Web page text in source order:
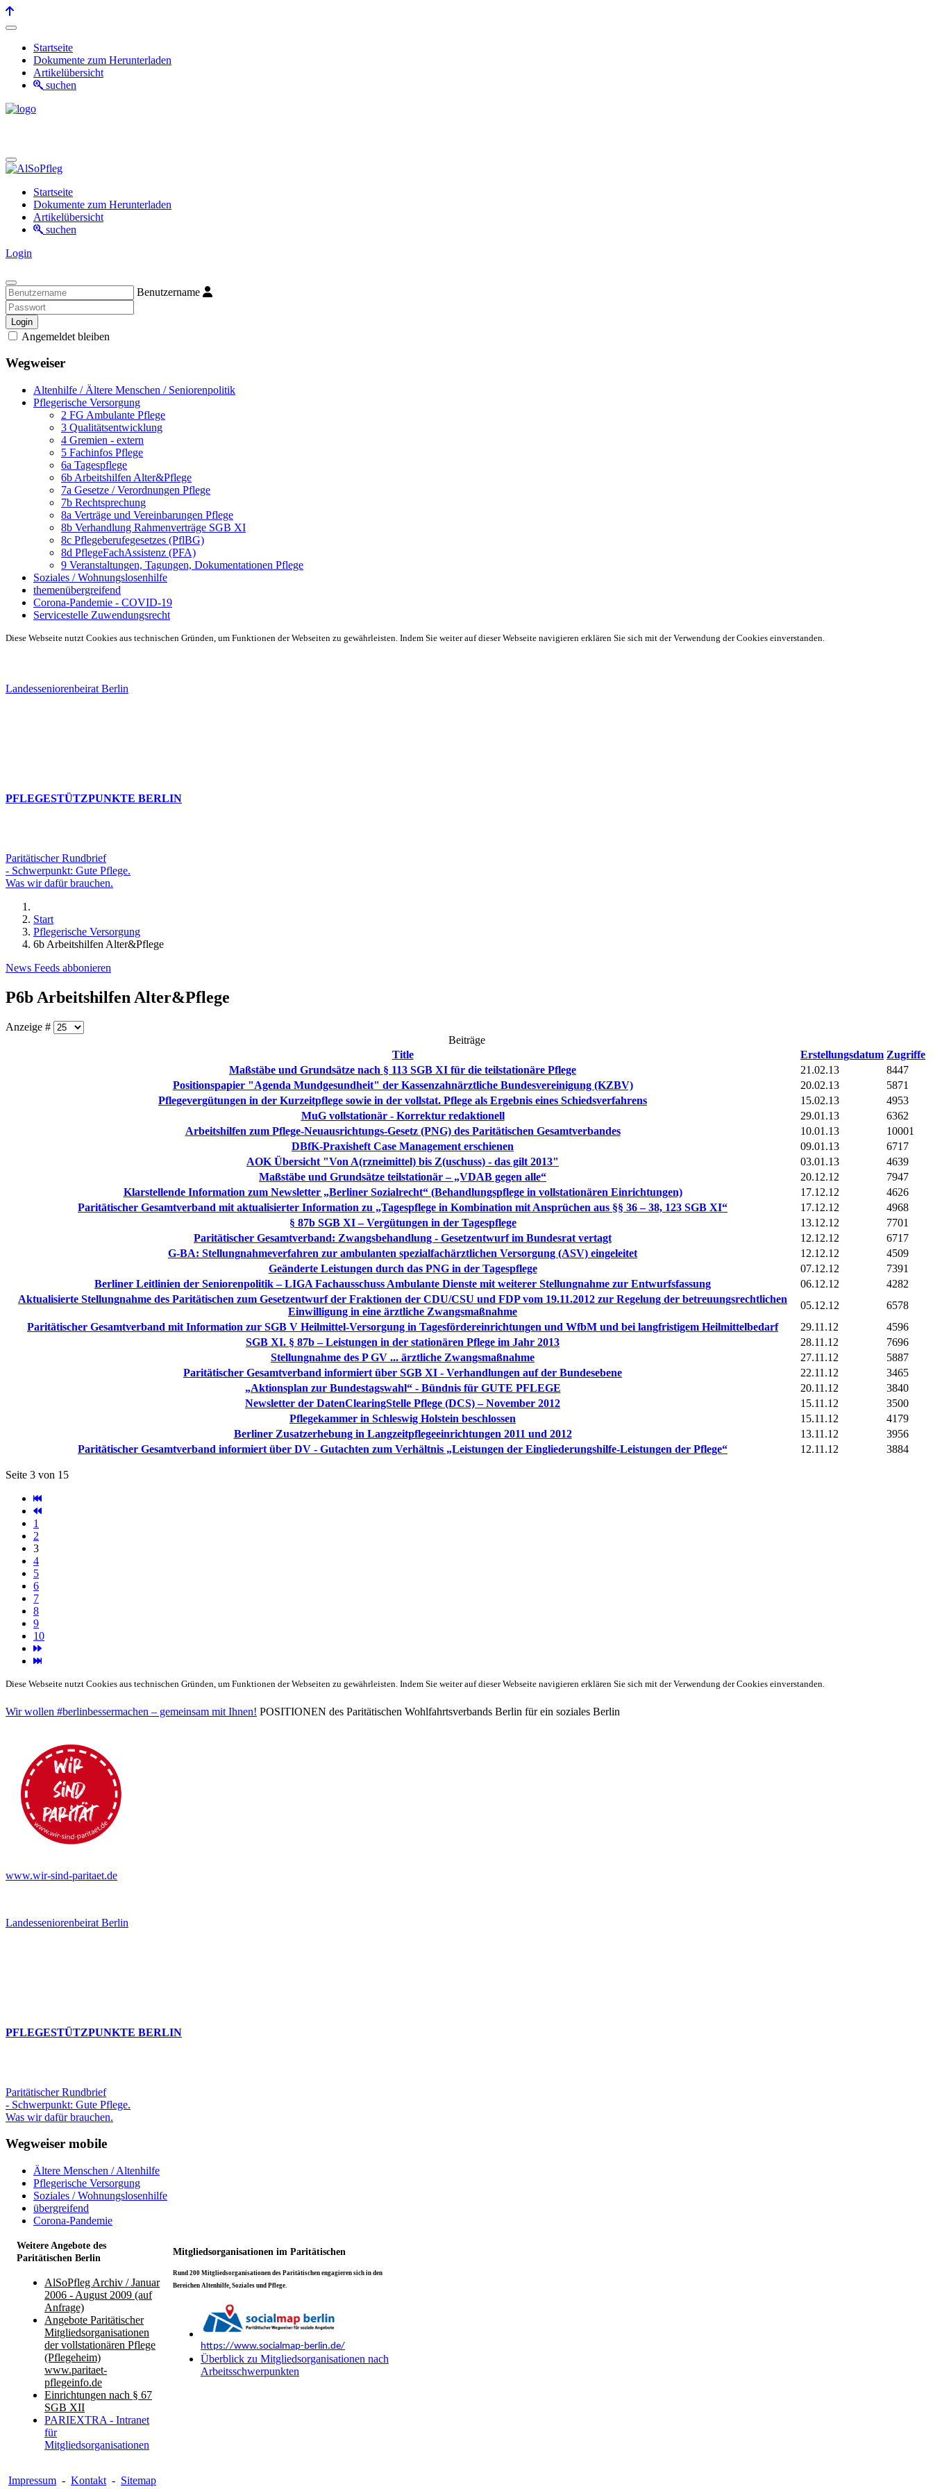
Startseite
Dokumente zum Herunterladen
Artikelübersicht
suchen
Startseite
Dokumente zum Herunterladen
Artikelübersicht
suchen
Login
Benutzername
Login
Angemeldet bleiben
Wegweiser
Altenhilfe / Ältere Menschen / Seniorenpolitik
Pflegerische Versorgung
2 FG Ambulante Pflege
3 Qualitätsentwicklung
4 Gremien - extern
5 Fachinfos Pflege
6a Tagespflege
6b Arbeitshilfen Alter&Pflege
7a Gesetze / Verordnungen Pflege
7b Rechtsprechung
8a Verträge und Vereinbarungen Pflege
8b Verhandlung Rahmenverträge SGB XI
8c Pflegeberufegesetzes (PflBG)
8d PflegeFachAssistenz (PFA)
9 Veranstaltungen, Tagungen, Dokumentationen Pflege
Soziales / Wohnungslosenhilfe
themenübergreifend
Corona-Pandemie - COVID-19
Servicestelle Zuwendungsrecht
Diese Webseite nutzt Cookies aus technischen Gründen, um Funktionen der Webseiten zu gewährleisten. Indem Sie weiter auf dieser Webseite navigieren erklären Sie sich mit der Verwendung der Cookies einverstanden.
Landesseniorenbeirat Berlin
PFLEGESTÜTZPUNKTE BERLIN
Paritätischer Rundbrief
- Schwerpunkt: Gute Pflege.
Was wir dafür brauchen.
Start
Pflegerische Versorgung
6b Arbeitshilfen Alter&Pflege
News Feeds abbonieren
P6b Arbeitshilfen Alter&Pflege
Anzeige #
Beiträge
Title
Erstellungsdatum Zugriffe
Maßstäbe und Grundsätze nach § 113 SGB XI für die teilstationäre Pflege
21.02.13
8447
Positionspapier "Agenda Mundgesundheit" der Kassenzahnärztliche Bundesvereinigung (KZBV)
20.02.13
5871
Pflegevergütungen in der Kurzeitpflege sowie in der vollstat. Pflege als Ergebnis eines Schiedsverfahrens
15.02.13
4953
MuG vollstationär - Korrektur redaktionell
29.01.13
6362
Arbeitshilfen zum Pflege-Neuausrichtungs-Gesetz (PNG) des Paritätischen Gesamtverbandes
10.01.13
10001
DBfK-Praxisheft Case Management erschienen
09.01.13
6717
AOK Übersicht "Von A(rzneimittel) bis Z(uschuss) - das gilt 2013"
03.01.13
4639
Maßstäbe und Grundsätze teilstationär – „VDAB gegen alle“
20.12.12
7947
Klarstellende Information zum Newsletter „Berliner Sozialrecht“ (Behandlungspflege in vollstationären Einrichtungen)
17.12.12
4626
Paritätischer Gesamtverband mit aktualisierter Information zu „Tagespflege in Kombination mit Ansprüchen aus §§ 36 – 38, 123 SGB XI“
17.12.12
4968
§ 87b SGB XI – Vergütungen in der Tagespflege
13.12.12
7701
Paritätischer Gesamtverband: Zwangsbehandlung - Gesetzentwurf im Bundesrat vertagt
12.12.12
6717
G-BA: Stellungnahmeverfahren zur ambulanten spezialfachärztlichen Versorgung (ASV) eingeleitet
12.12.12
4509
Geänderte Leistungen durch das PNG in der Tagespflege
07.12.12
7391
Berliner Leitlinien der Seniorenpolitik – LIGA Fachausschuss Ambulante Dienste mit weiterer Stellungnahme zur Entwurfsfassung
06.12.12
4282
Aktualisierte Stellungnahme des Paritätischen zum Gesetzentwurf der Fraktionen der CDU/CSU und FDP vom 19.11.2012 zur Regelung der betreuungsrechtlichen
Einwilligung in eine ärztliche Zwangsmaßnahme
05.12.12
6578
Paritätischer Gesamtverband mit Information zur SGB V Heilmittel-Versorgung in Tagesfördereinrichtungen und WfbM und bei langfristigem Heilmittelbedarf
29.11.12
4596
SGB XI. § 87b – Leistungen in der stationären Pflege im Jahr 2013
28.11.12
7696
Stellungnahme des P GV ... ärztliche Zwangsmaßnahme
27.11.12
5887
Paritätischer Gesamtverband informiert über SGB XI - Verhandlungen auf der Bundesebene
22.11.12
3465
„Aktionsplan zur Bundestagswahl“ - Bündnis für GUTE PFLEGE
20.11.12
3840
Newsletter der DatenClearingStelle Pflege (DCS) – November 2012
15.11.12
3500
Pflegekammer in Schleswig Holstein beschlossen
15.11.12
4179
Berliner Zusatzerhebung in Langzeitpflegeeinrichtungen 2011 und 2012
13.11.12
3956
Paritätischer Gesamtverband informiert über DV - Gutachten zum Verhältnis „Leistungen der Eingliederungshilfe-Leistungen der Pflege“
12.11.12 3884
Seite 3 von 15
1
2
3
4
5
6
7
8
9
10
Diese Webseite nutzt Cookies aus technischen Gründen, um Funktionen der Webseiten zu gewährleisten. Indem Sie weiter auf dieser Webseite navigieren erklären Sie sich mit der Verwendung der Cookies einverstanden.
Wir wollen #berlinbessermachen – gemeinsam mit Ihnen! POSITIONEN des Paritätischen Wohlfahrtsverbands Berlin für ein soziales Berlin
www.wir-sind-paritaet.de
Landesseniorenbeirat Berlin
PFLEGESTÜTZPUNKTE BERLIN
Paritätischer Rundbrief
- Schwerpunkt: Gute Pflege.
Was wir dafür brauchen.
Wegweiser mobile
Ältere Menschen / Altenhilfe
Pflegerische Versorgung
Soziales / Wohnungslosenhilfe
übergreifend
Corona-Pandemie
Weitere Angebote des
Paritätischen Berlin
Mitgliedsorganisationen im Paritätischen
AlSoPfleg Archiv / Januar
2006 - August 2009 (auf
Anfrage)
Angebote Paritätischer
Mitgliedsorganisationen
der vollstationären Pflege
(Pflegeheim)
www.paritaet-
pflegeinfo.de
Einrichtungen nach § 67
SGB XII
PARIEXTRA - Intranet
für
Mitgliedsorganisationen
Rund 200 Mitgliedsorganisationen des Paritätischen engagieren sich in den
Bereichen Altenhilfe, Soziales und Pflege.
https://www.socialmap-berlin.de/
Überblick zu Mitgliedsorganisationen nach
Arbeitsschwerpunkten
Impressum - Kontakt - Sitemap